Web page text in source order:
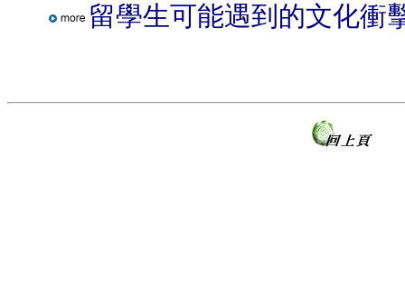
留學生可能遇到的文化衝